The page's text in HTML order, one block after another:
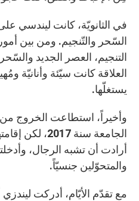
في الثانويّة، كانت ليندسي
السّحر والتّنجيم. ومن بين
التنجيم، العصر الجديد
العلاقة كانت سيّئة وأنانيّة
يستغلّها.
وأخيراً، استطاعت الخروج من
الجامعة سنة
أرادت أن تشبه الرجال،
والمتحوّلين جنسيّاً.
مع تقدّم الأيّام، أدركت